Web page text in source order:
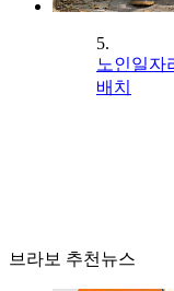
5.
노인일자
배치
브라보 추천뉴스